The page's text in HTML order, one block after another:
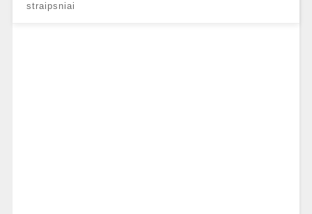
straipsniai